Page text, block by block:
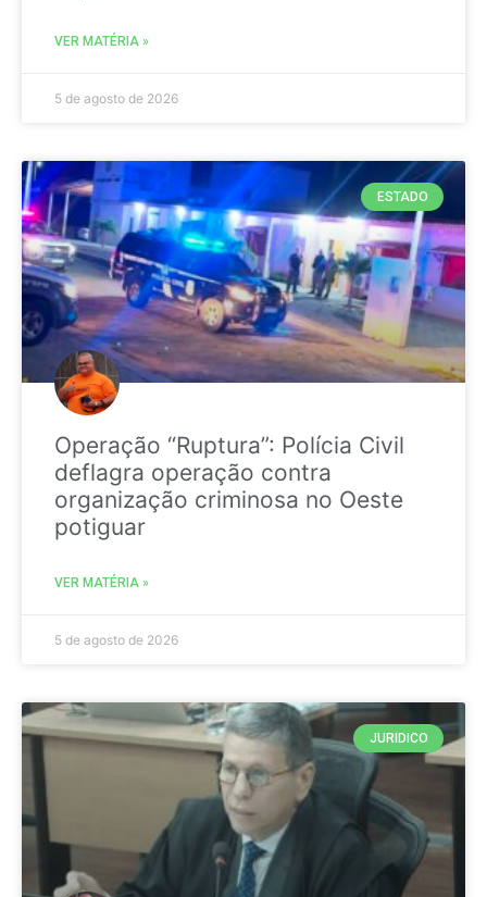
VER MATÉRIA »
5 de agosto de 2026
ESTADO
Operação “Ruptura”: Polícia Civil
deflagra operação contra
organização criminosa no Oeste
potiguar
VER MATÉRIA »
5 de agosto de 2026
JURIDICO